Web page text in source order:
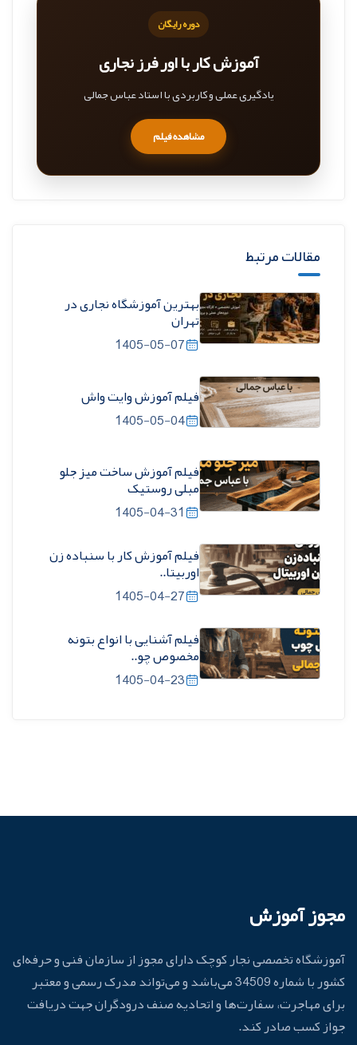
دوره رایگان
آموزش کار با اور فرز نجاری
یادگیری عملی و کاربردی با استاد عباس جمالی
مشاهده فیلم
مقالات مرتبط
بهترین آموزشگاه نجاری در
تهران
1405-05-07
فیلم آموزش وایت واش
1405-05-04
فیلم آموزش ساخت میز جلو
مبلی روستیک
1405-04-31
فیلم آموزش کار با سنباده زن
اوربیتا..
1405-04-27
فیلم آشنایی با انواع بتونه
مخصوص چو..
1405-04-23
مجوز آموزش
آموزشگاه تخصصی نجار کوچک دارای مجوز از سازمان فنی و حرفه‌ای
کشور با شماره 34509 می‌باشد و می‌تواند مدرک رسمی و معتبر
برای مهاجرت، سفارت‌ها و اتحادیه صنف درودگران جهت دریافت
جواز کسب صادر کند.